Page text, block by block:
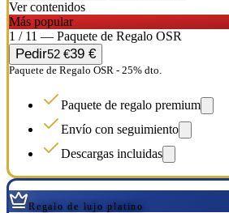
Ver contenidos
Más popular
1 / 11 — Paquete de Regalo OSR
Pedir52 €39 €
Paquete de Regalo OSR - 25% dto.
Paquete de regalo premium
Envío con seguimiento
Descargas incluidas
Regalo de lujo platino